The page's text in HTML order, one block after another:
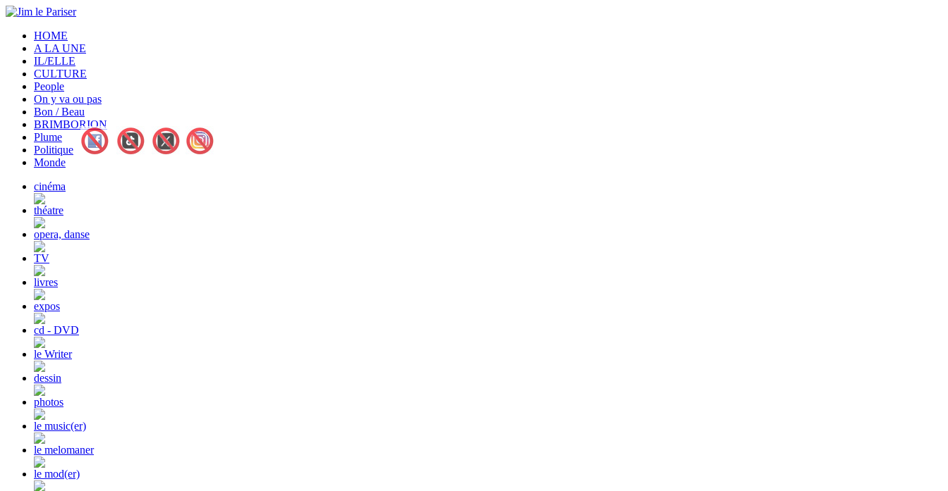
HOME
A LA UNE
IL/ELLE
CULTURE
People
On y va ou pas
Bon / Beau
BRIMBORION
Plume
Politique
Monde
cinéma
théatre
opera, danse
TV
livres
expos
cd - DVD
le Writer
dessin
photos
le music(er)
le melomaner
le mod(er)